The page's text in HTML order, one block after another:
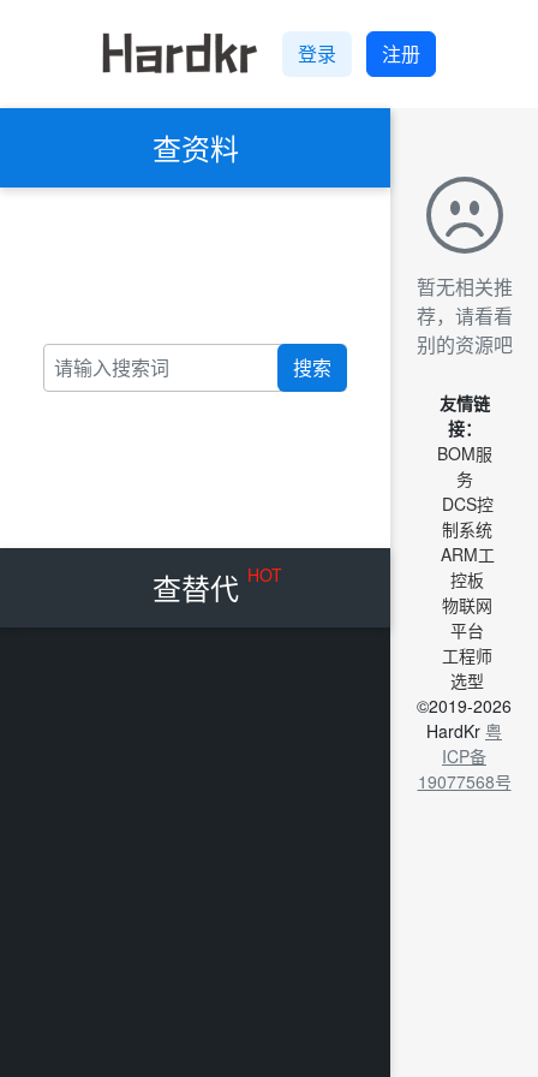
登录 注册
查资料
搜索
查替代 HOT
暂无相关推
荐，请看看
别的资源吧
友情链
接：
BOM服
务
DCS控
制系统
ARM工
控板
物联网
平台
工程师
选型
©2019-2026
HardKr 粤
ICP备
19077568号